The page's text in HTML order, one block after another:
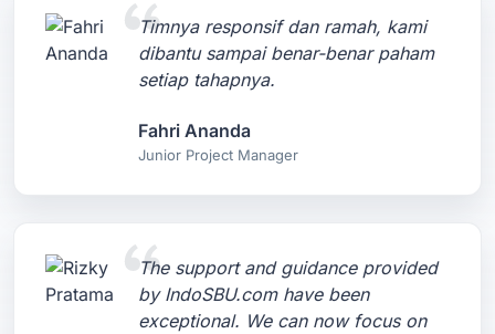
Timnya responsif dan ramah, kami
dibantu sampai benar-benar paham
setiap tahapnya.
Fahri Ananda
Junior Project Manager
The support and guidance provided
by IndoSBU.com have been
exceptional. We can now focus on